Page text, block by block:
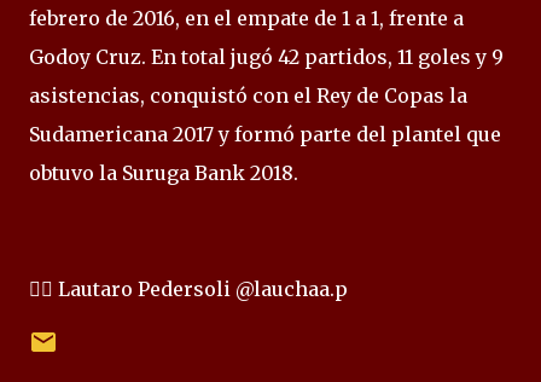
febrero de 2016, en el empate de 1 a 1, frente a
Godoy Cruz. En total jugó 42 partidos, 11 goles y 9
asistencias, conquistó con el Rey de Copas la
Sudamericana 2017 y formó parte del plantel que
obtuvo la Suruga Bank 2018.
✍🏻 Lautaro Pedersoli @lauchaa.p